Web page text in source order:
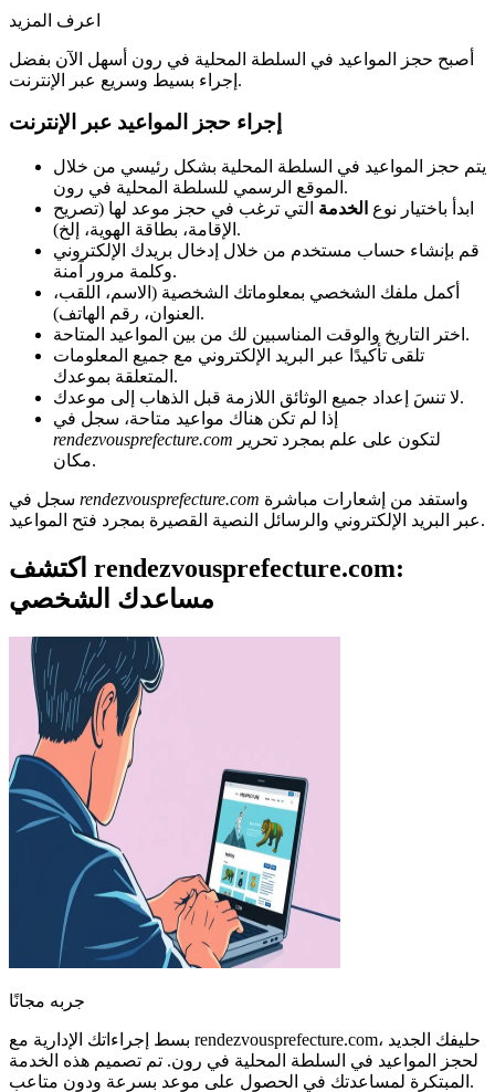
اعرف المزيد
أصبح حجز المواعيد في السلطة المحلية في رون أسهل الآن بفضل
إجراء بسيط وسريع عبر الإنترنت.
إجراء حجز المواعيد عبر الإنترنت
يتم حجز المواعيد في السلطة المحلية بشكل رئيسي من خلال
الموقع الرسمي للسلطة المحلية في رون.
ابدأ باختيار نوع الخدمة التي ترغب في حجز موعد لها (تصريح
الإقامة، بطاقة الهوية، إلخ).
قم بإنشاء حساب مستخدم من خلال إدخال بريدك الإلكتروني
وكلمة مرور آمنة.
أكمل ملفك الشخصي بمعلوماتك الشخصية (الاسم، اللقب،
العنوان، رقم الهاتف).
اختر التاريخ والوقت المناسبين لك من بين المواعيد المتاحة.
تلقى تأكيدًا عبر البريد الإلكتروني مع جميع المعلومات
المتعلقة بموعدك.
لا تنسَ إعداد جميع الوثائق اللازمة قبل الذهاب إلى موعدك.
إذا لم تكن هناك مواعيد متاحة، سجل في
rendezvousprefecture.com
مكان.
rendezvousprefecture.com
عبر البريد الإلكتروني والرسائل النصية القصيرة بمجرد فتح المواعيد.
اكتشف rendezvousprefecture.com:
مساعدك الشخصي
جربه مجانًا
بسط إجراءاتك الإدارية مع rendezvousprefecture.com، حليفك الجديد
لحجز المواعيد في السلطة المحلية في رون. تم تصميم هذه الخدمة
المبتكرة لمساعدتك في الحصول على موعد بسرعة ودون متاعب.